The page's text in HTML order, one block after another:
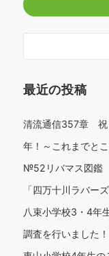
最近の投稿
清流通信357章 祝
年！～これまでと
№52リバマス図鑑
「四万十川ラバー
八束小学校3・4年
調査を行いました！